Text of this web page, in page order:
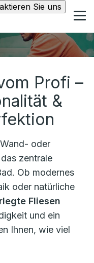
Sie uns
Profi –
&
oder
zentrale
Ob modernes
oder natürliche
Fliesen
und ein
Ihnen, wie viel